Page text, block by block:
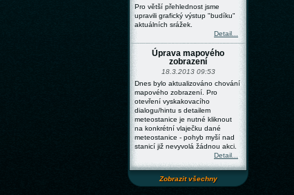
Pro větší přehlednost jsme
upravili grafický výstup "budíku"
aktuálních srážek.
Detail...
Úprava mapového
zobrazení
18.3.2013 09:53
Dnes bylo aktualizováno chování
mapového zobrazení. Pro
otevření vyskakovacího
dialogu/hintu s detailem
meteostanice je nutné kliknout
na konkrétní vlaječku dané
meteostanice - pohyb myší nad
stanicí již nevyvolá žádnou akci.
Detail...
Zobrazit všechny